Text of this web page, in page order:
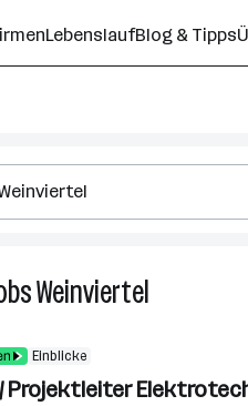
LebenslaufBlog & Tipps
Weinviertel
Weinviertel
Einblicke
Projektleiter